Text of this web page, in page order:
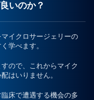
いのか？
イクロサージェリーの
学べます。
ので、これからマイク
はいりません。
臨床で遭遇する機会の多